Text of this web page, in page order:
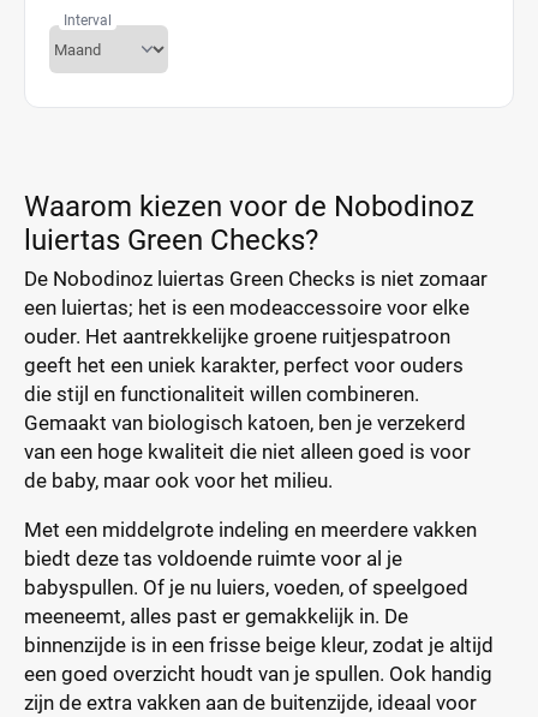
Interval
Waarom kiezen voor de Nobodinoz
luiertas Green Checks?
De Nobodinoz luiertas Green Checks is niet zomaar
een luiertas; het is een modeaccessoire voor elke
ouder. Het aantrekkelijke groene ruitjespatroon
geeft het een uniek karakter, perfect voor ouders
die stijl en functionaliteit willen combineren.
Gemaakt van biologisch katoen, ben je verzekerd
van een hoge kwaliteit die niet alleen goed is voor
de baby, maar ook voor het milieu.
Met een middelgrote indeling en meerdere vakken
biedt deze tas voldoende ruimte voor al je
babyspullen. Of je nu luiers, voeden, of speelgoed
meeneemt, alles past er gemakkelijk in. De
binnenzijde is in een frisse beige kleur, zodat je altijd
een goed overzicht houdt van je spullen. Ook handig
zijn de extra vakken aan de buitenzijde, ideaal voor